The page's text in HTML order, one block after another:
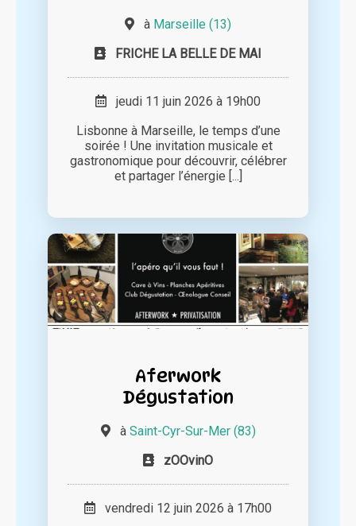
à Marseille (13)
FRICHE LA BELLE DE MAI
jeudi 11 juin 2026 à 19h00
Lisbonne à Marseille, le temps d’une
soirée ! Une invitation musicale et
gastronomique pour découvrir, célébrer
et partager l’énergie [...]
Aferwork
Dégustation
à Saint-Cyr-Sur-Mer (83)
zOOvinO
vendredi 12 juin 2026 à 17h00